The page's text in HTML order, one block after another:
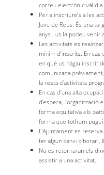
correu electrònic vàlid
Per a inscriure’s a les
Jove de Reus. És una
anys i us la podeu venir
Les activitats es
mínim d’inscrits. En
en què us hàgiu inscrit
comunicada
la resta d’activitats
En cas d’una alta
d’espera,
forma equitativa els
forma que tothom pugui
L’Ajuntament es
fer algun canvi d’horari,
No es retornaran els
assistir a una activitat.